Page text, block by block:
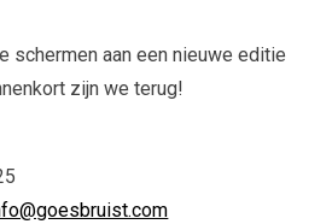
schermen aan een nieuwe editie
zijn we terug!